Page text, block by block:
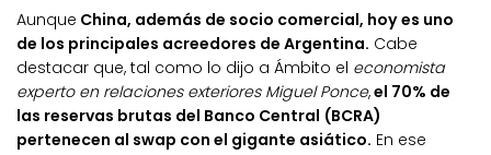
Aunque China, además de socio comercial, hoy es uno
de los principales acreedores de Argentina. Cabe
destacar que, tal como lo dijo a Ámbito el economista
experto en relaciones exteriores Miguel Ponce,el 70% de
las reservas brutas del Banco Central (BCRA)
pertenecen al swap con el gigante asiático. En ese